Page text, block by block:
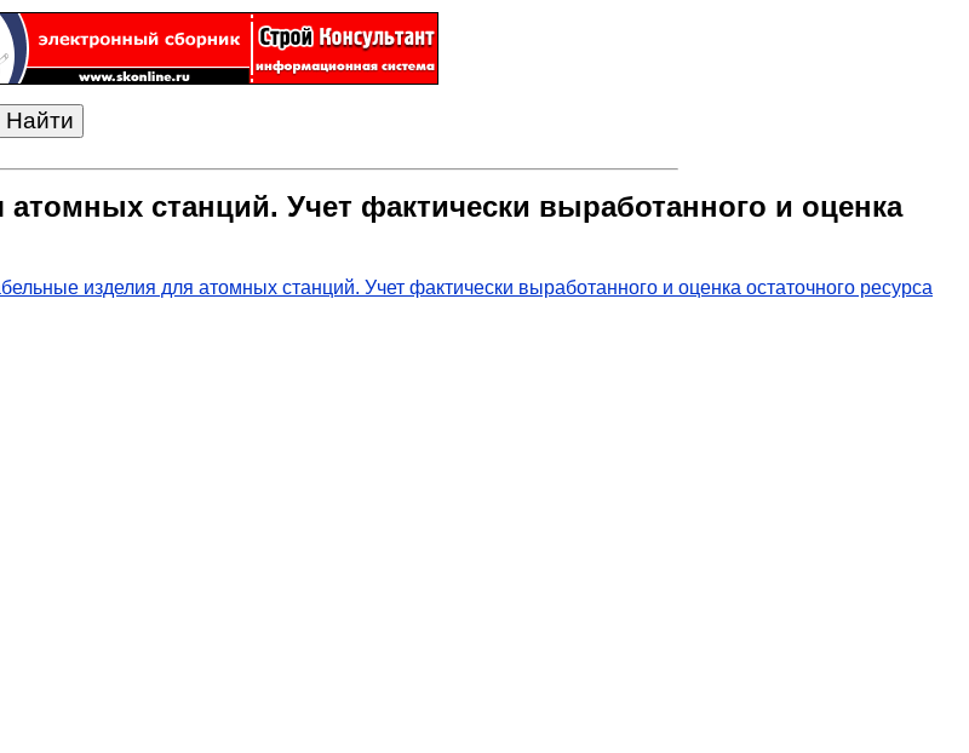
станций. Учет фактически выработанного и оценка
изделия для атомных станций. Учет фактически выработанного и оценка остаточного ресурса